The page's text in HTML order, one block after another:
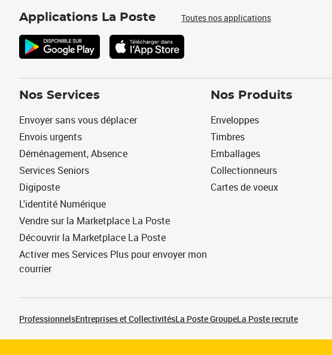
Applications La Poste Toutes nos applications
Nos Services
Envoyer sans vous déplacer
Envois urgents
Déménagement, Absence
Services Seniors
Digiposte
L'identité Numérique
Vendre sur la Marketplace La Poste
Découvrir la Marketplace La Poste
Activer mes Services Plus pour envoyer mon
courrier
Nos Produits
Enveloppes
Timbres
Emballages
Collectionneurs
Cartes de voeux
ProfessionnelsEntreprises et CollectivitésLa Poste GroupeLa Poste recrute